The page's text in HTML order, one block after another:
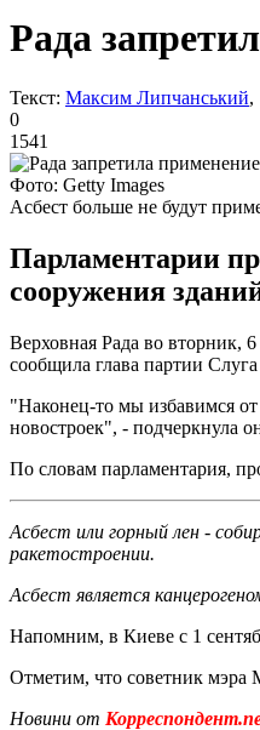
Рада
Текст: Максим Липчанський,
0
1541
Фото: Getty Images
Асбест больше не будут
Парламентарии
сооружения
Верховная Рада во вторник,
сообщила глава партии
"Наконец-то мы избавимся от
новостроек", - подчеркнула
По словам парламентария,
Асбест или горный лен -
ракетостроении.
Асбест является
Напомним, в Киеве с 1
Отметим, что советник
Новини от